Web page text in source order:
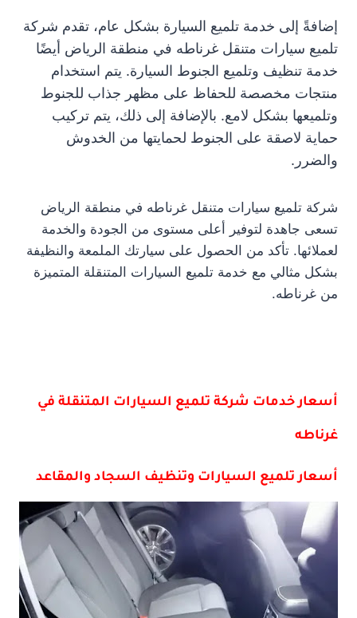
إضافةً إلى خدمة تلميع السيارة بشكل عام، تقدم شركة
تلميع سيارات متنقل غرناطه في منطقة الرياض أيضًا
خدمة تنظيف وتلميع الجنوط السيارة. يتم استخدام
منتجات مخصصة للحفاظ على مظهر جذاب للجنوط
وتلميعها بشكل لامع. بالإضافة إلى ذلك، يتم تركيب
حماية لاصقة على الجنوط لحمايتها من الخدوش
والضرر.
شركة تلميع سيارات متنقل غرناطه في منطقة الرياض
تسعى جاهدة لتوفير أعلى مستوى من الجودة والخدمة
لعملائها. تأكد من الحصول على سيارتك الملمعة والنظيفة
بشكل مثالي مع خدمة تلميع السيارات المتنقلة المتميزة
من غرناطه.
أسعار خدمات شركة تلميع السيارات المتنقلة في
غرناطه
أسعار تلميع السيارات وتنظيف السجاد والمقاعد